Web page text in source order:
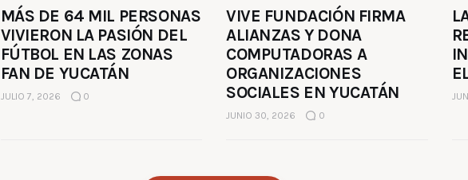
MÁS DE 64 MIL PERSONAS
VIVIERON LA PASIÓN DEL
FÚTBOL EN LAS ZONAS
FAN DE YUCATÁN
JULIO 7, 2026 0
VIVE FUNDACIÓN FIRMA
ALIANZAS Y DONA
COMPUTADORAS A
ORGANIZACIONES
SOCIALES EN YUCATÁN
JUNIO 30, 2026 0